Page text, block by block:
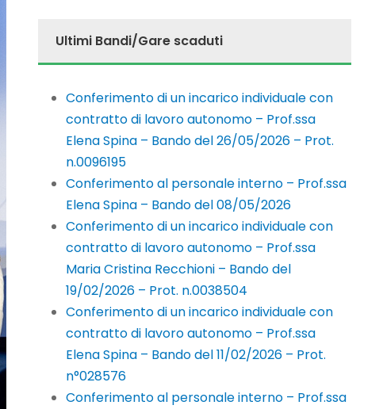
Ultimi Bandi/Gare scaduti
Conferimento di un incarico individuale con
contratto di lavoro autonomo – Prof.ssa
Elena Spina – Bando del 26/05/2026 – Prot.
n.0096195
Conferimento al personale interno – Prof.ssa
Elena Spina – Bando del 08/05/2026
Conferimento di un incarico individuale con
contratto di lavoro autonomo – Prof.ssa
Maria Cristina Recchioni – Bando del
19/02/2026 – Prot. n.0038504
Conferimento di un incarico individuale con
contratto di lavoro autonomo – Prof.ssa
Elena Spina – Bando del 11/02/2026 – Prot.
n°028576
Conferimento al personale interno – Prof.ssa